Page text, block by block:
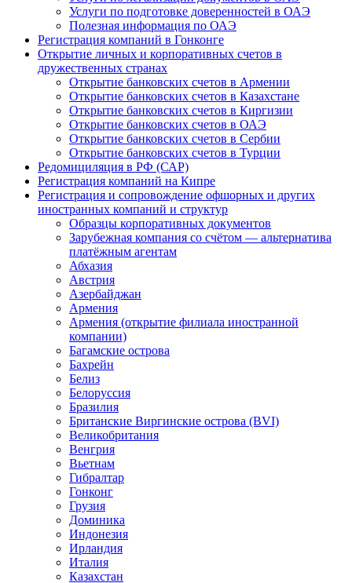
Услуги по подготовке доверенностей в ОАЭ
Полезная информация по ОАЭ
Регистрация компаний в Гонконге
Открытие личных и корпоративных счетов в
дружественных странах
Открытие банковских счетов в Армении
Открытие банковских счетов в Казахстане
Открытие банковских счетов в Киргизии
Открытие банковских счетов в ОАЭ
Открытие банковских счетов в Сербии
Открытие банковских счетов в Турции
Редомициляция в РФ (САР)
Регистрация компаний на Кипре
Регистрация и сопровождение офшорных и других
иностранных компаний и структур
Образцы корпоративных документов
Зарубежная компания со счётом — альтернатива
платёжным агентам
Абхазия
Австрия
Азербайджан
Армения
Армения (открытие филиала иностранной
компании)
Багамские острова
Бахрейн
Белиз
Белоруссия
Бразилия
Британские Виргинские острова (BVI)
Великобритания
Венгрия
Вьетнам
Гибралтар
Гонконг
Грузия
Доминика
Индонезия
Ирландия
Италия
Казахстан